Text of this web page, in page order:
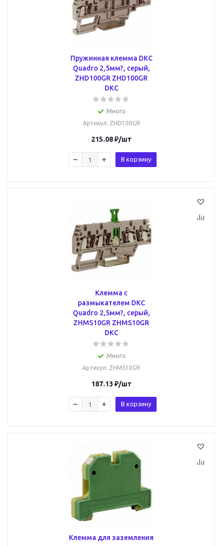
Пружинная клемма DKC
Quadro 2,5мм?, серый,
ZHD100GR ZHD100GR
DKC
Много
Артикул: ZHD100GR
215.08₽/шт
В корзину
Клемма с
размыкателем DKC
Quadro 2,5мм?, серый,
ZHMS10GR ZHMS10GR
DKC
Много
Артикул: ZHMS10GR
187.13 ₽/шт
В корзину
Клемма для заземления